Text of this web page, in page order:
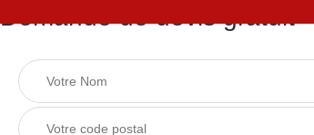
Demande de devis gratuit